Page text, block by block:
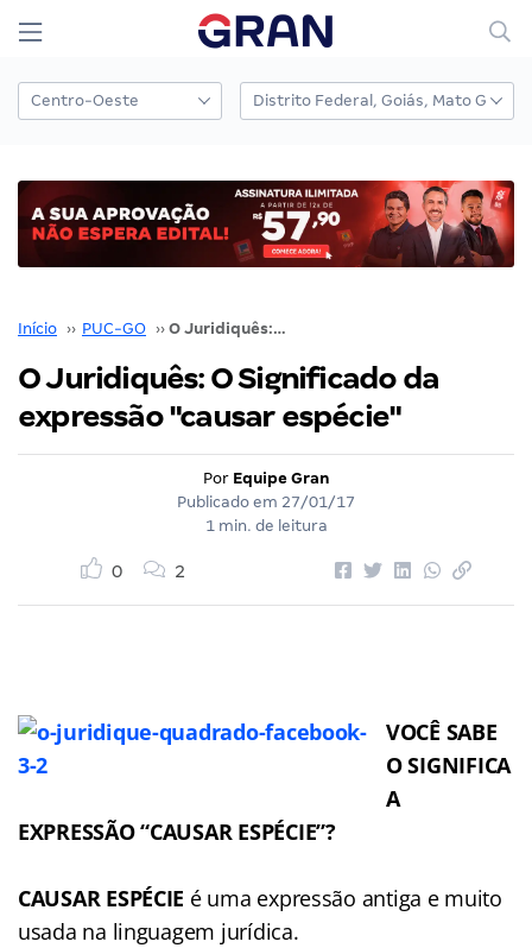
Início ›› PUC-GO ›› O Juridiquês: O Significado da expressão "causar espécie"
O Juridiquês: O Significado da
expressão "causar espécie"
Por Equipe Gran
Publicado em 27/01/17
1 min. de leitura
0 2
VOCÊ SABE
O SIGNIFICA
A
EXPRESSÃO “CAUSAR ESPÉCIE”?
CAUSAR ESPÉCIE é uma expressão antiga e muito
usada na linguagem jurídica.